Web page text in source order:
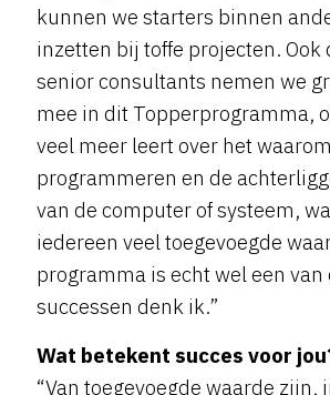
kunnen we starters binnen
inzetten bij toffe projecten. Ook
senior consultants nemen we
mee in dit Topperprogramma,
veel meer leert over het
programmeren en de
van de computer of systeem,
iedereen veel toegevoegde
programma is echt wel een van
successen denk ik.”
Wat betekent succes voor
“Van toegevoegde waarde zijn,